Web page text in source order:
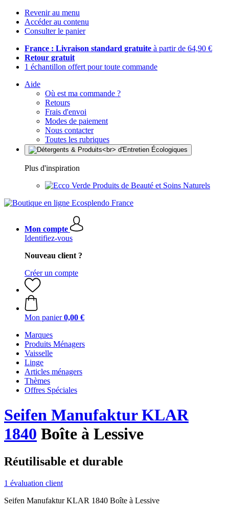
Revenir au menu
Accéder au contenu
Consulter le panier
France : Livraison standard gratuite à partir de 64,90 €
Retour gratuit
1 échantillon offert pour toute commande
Aide
Où est ma commande ?
Retours
Frais d'envoi
Modes de paiement
Nous contacter
Toutes les rubriques
Plus d'inspiration
Produits de Beauté et Soins Naturels
Mon compte
Identifiez-vous
Nouveau client ?
Créer un compte
Mon panier 0,00 €
Marques
Produits Ménagers
Vaisselle
Linge
Articles ménagers
Thèmes
Offres Spéciales
Seifen Manufaktur KLAR
1840 Boîte à Lessive
Réutilisable et durable
1 évaluation client
Seifen Manufaktur KLAR 1840 Boîte à Lessive